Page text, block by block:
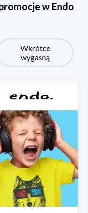
w Endo
Wkrótce
wygasną